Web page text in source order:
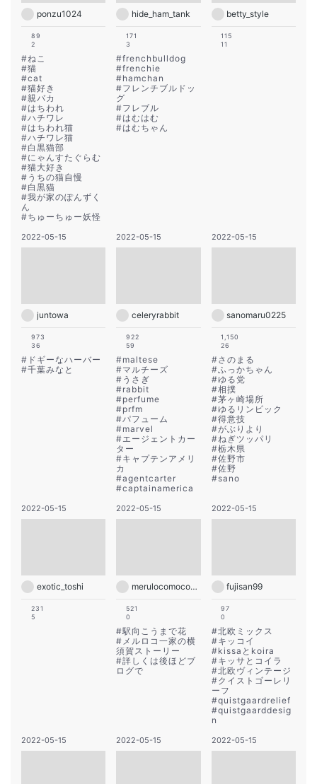
ponzu1024
89
2
#ねこ
#猫
#cat
#猫好き
#親バカ
#はちわれ
#ハチワレ
#はちわれ猫
#ハチワレ猫
#白黒猫部
#にゃんすたぐらむ
#猫大好き
# うちの猫自慢
#白黒猫
#我が家のぽんずく
ん
#ちゅーちゅー妖怪
hide_ham_tank
171
3
#frenchbulldog
#frenchie
#hamchan
#フレンチブルドッ
グ
#フレブル
#はむはむ
#はむちゃん
betty_style
115
11
2022-05-15
juntowa
973
36
# ドギーなハーバー
#千葉みなと
2022-05-15
celeryrabbit
922
59
#maltese
#マルチーズ
# うさぎ
#rabbit
#perfume
#prfm
#パフューム
#marvel
#エージェントカー
ター
#キャプテンアメリ
カ
#agentcarter
#captainamerica
2022-05-15
sanomaru0225
1,150
26
#さのまる
#ふっかちゃん
#ゆる党
#相撲
#茅ヶ崎場所
#ゆるリンピック
#得意技
#がぶりより
#ねぎツッパリ
#栃木県
#佐野市
#佐野
#sano
2022-05-15
exotic_toshi
231
5
2022-05-15
merulocomocodon
521
0
#駅向こうまで花
# メルロコ一家の横
須賀ストーリー
#詳しくは後ほどブ
ログで
2022-05-15
fujisan99
97
0
#北欧ミックス
#キッコイ
#kissaとkoira
#キッサとコイラ
#北欧ヴィンテージ
#クイストゴーレリ
ーフ
#quistgaardrelief
#quistgaarddesig
n
2022-05-15 2022-05-15 2022-05-15